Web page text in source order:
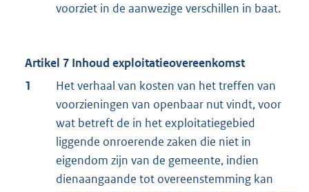
voorziet in de aanwezige verschillen in baat.
Artikel 7 Inhoud exploitatieovereenkomst
1
Het verhaal van kosten van het treffen van
voorzieningen van openbaar nut vindt, voor
wat betreft de in het exploitatiegebied
liggende onroerende zaken die niet in
eigendom zijn van de gemeente, indien
dienaangaande tot overeenstemming kan